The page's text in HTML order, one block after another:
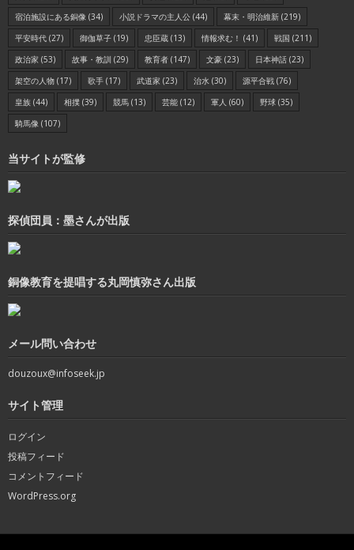
宿泊施設にある銅像 (34) 小説ドラマの主人公 (44) 幕末・明治維新 (219)
平安時代 (27) 御伽草子 (19) 忠臣蔵 (13) 情報求む！ (41) 戦国 (211)
政治家 (53) 故事・教訓 (29) 教育者 (147) 文豪 (23) 日本神話 (23)
架空の人物 (17) 歌手 (17) 武道家 (23) 治水 (30) 源平合戦 (76)
皇族 (44) 相撲 (39) 競馬 (13) 芸能 (12) 軍人 (60) 野球 (35)
騎馬像 (107)
当サイトが監修
探偵団員：墨さんが出版
銅像教育を提唱する丸岡慎弥さん出版
メール問い合わせ
douzoux@infoseek.jp
サイト管理
ログイン
投稿フィード
コメントフィード
WordPress.org